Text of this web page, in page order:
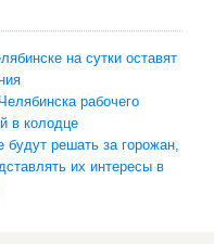
на сутки оставят
рабочего
в колодце
будут решать за горожан,
их интересы в